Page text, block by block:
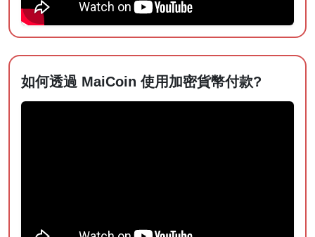
如何透過 MaiCoin 使用加密貨幣付款?